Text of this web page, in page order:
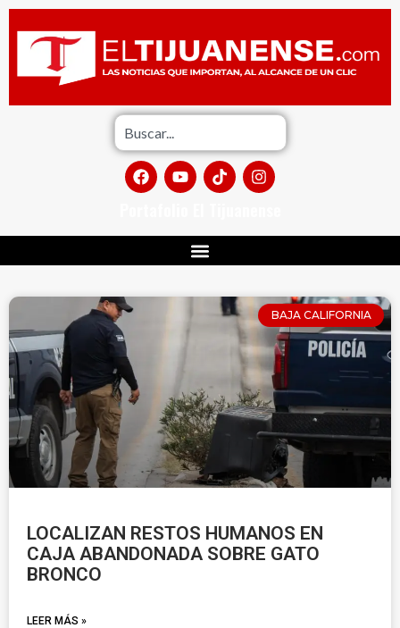
BAJA CALIFORNIA
LOCALIZAN RESTOS HUMANOS EN
CAJA ABANDONADA SOBRE GATO
BRONCO
LEER MÁS »